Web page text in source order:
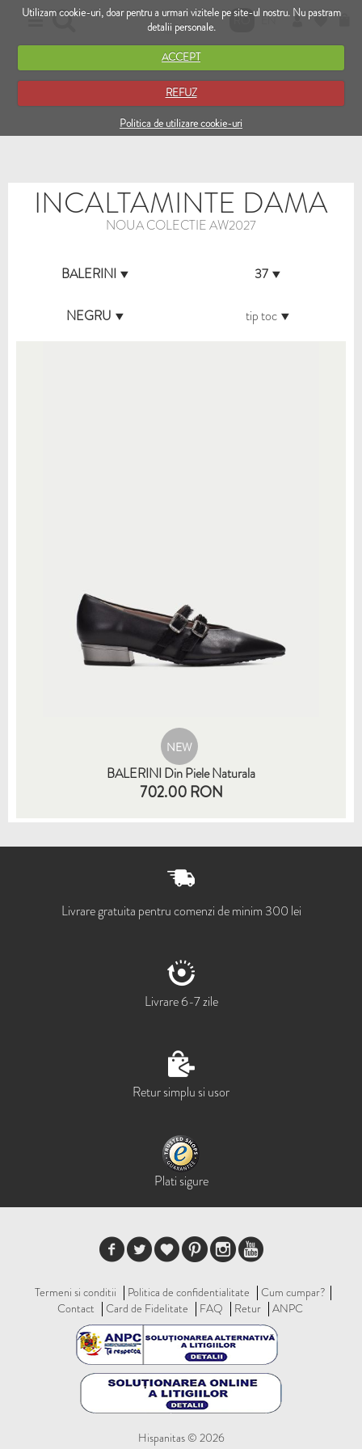
Utilizam cookie-uri, doar pentru a urmari vizitele pe site-ul nostru. Nu pastram
detalii personale.
ACCEPT
REFUZ
Politica de utilizare cookie-uri
RO EN
INCALTAMINTE DAMA
NOUA COLECTIE AW2027
BALERINI 37
NEGRU tip toc
NEW
BALERINI Din Piele Naturala
702.00 RON
Livrare gratuita pentru comenzi de minim 300 lei
Livrare 6-7 zile
Retur simplu si usor
Plati sigure
Termeni si conditii Politica de confidentialitate
Cum cumpar?
Contact
Card de Fidelitate FAQ Retur ANPC
Hispanitas © 2026